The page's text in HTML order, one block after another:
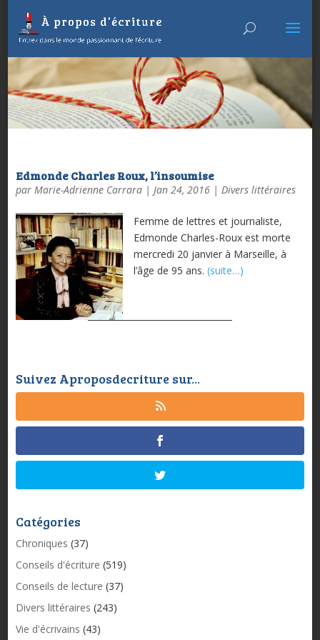
Edmonde Charles Roux, l’insoumise
par Marie-Adrienne Carrara| Jan 24, 2016| Divers littéraires
Femme de lettres et journaliste,
Edmonde Charles-Roux est morte
mercredi 20 janvier à Marseille, à
l’âge de 95 ans. (suite…)
Suivez Aproposdecriture sur...
Catégories
Chroniques (37)
Conseils d'écriture (519)
Conseils de lecture (37)
Divers littéraires (243)
Vie d'écrivains (43)